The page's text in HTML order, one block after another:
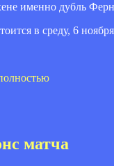
именно дубль
в среду, 6
матча